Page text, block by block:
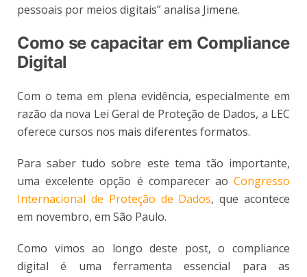
pessoais por meios digitais” analisa Jimene.
Como se capacitar em Compliance
Digital
Com o tema em plena evidência, especialmente em
razão da nova Lei Geral de Proteção de Dados, a LEC
oferece cursos nos mais diferentes formatos.
Para saber tudo sobre este tema tão importante,
uma excelente opção é comparecer ao Congresso
Internacional de Proteção de Dados, que acontece
em novembro, em São Paulo.
Como vimos ao longo deste post, o compliance
digital é uma ferramenta essencial para as